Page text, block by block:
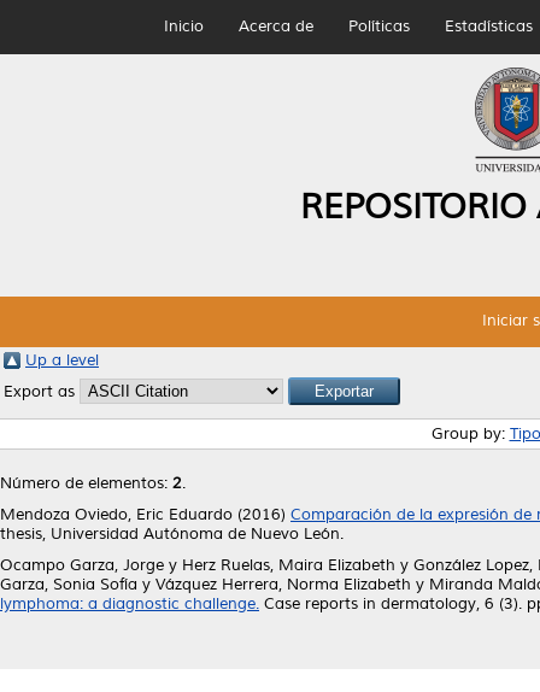
Inicio Acerca de Políticas Estadísticas
Iniciar
Up a level
Export as
Group by:
Número de elementos: 2.
Mendoza Oviedo, Eric Eduardo (2016) Comparación de la expresión
thesis, Universidad Autónoma de Nuevo León.
Ocampo Garza, Jorge y Herz Ruelas, Maira Elizabeth y González Lopez,
Garza, Sonia Sofía y Vázquez Herrera, Norma Elizabeth y Miranda
lymphoma: a diagnostic challenge. Case reports in dermatology, 6 (3).